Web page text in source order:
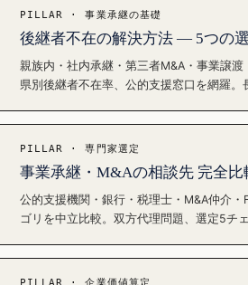
PILLAR · 事業承継の基礎
後継者不在の解決方法 — 5つの
親族内・社内承継・第三者M&A・事業譲
県別後継者不在率、公的支援窓口を網羅。
PILLAR · 専門家選定
事業承継・M&Aの相談先 完全比
公的支援機関・銀行・税理士・M&A仲介・
ゴリを中立比較。双方代理問題、選定5チ
PILLAR · 企業価値算定